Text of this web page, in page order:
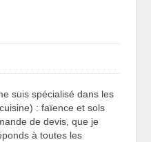
suis spécialisé dans les
: faïence et sols
de devis, que je
à toutes les